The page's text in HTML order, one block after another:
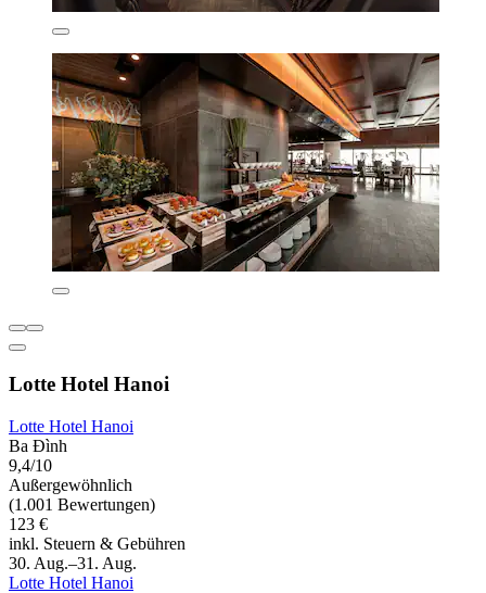
Lotte Hotel Hanoi
Lotte Hotel Hanoi
Ba Đình
9,4/10
Außergewöhnlich
(1.001 Bewertungen)
123 €
inkl. Steuern & Gebühren
30. Aug.–31. Aug.
Lotte Hotel Hanoi